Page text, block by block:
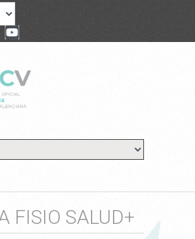
FISIO SALUD+